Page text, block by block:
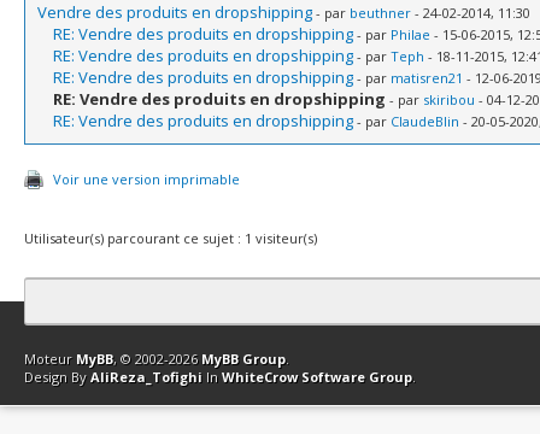
Vendre des produits en dropshipping - par beuthner - 24-02-2014, 11:30
RE: Vendre des produits en dropshipping - par Philae - 15-06-2015,
RE: Vendre des produits en dropshipping - par Teph - 18-11-2015,
RE: Vendre des produits en dropshipping - par matisren21 - 12-06-
RE: Vendre des produits en dropshipping - par skiribou - 04-12-
RE: Vendre des produits en dropshipping - par ClaudeBlin - 20-05-
Voir une version imprimable
Utilisateur(s) parcourant ce sujet : 1 visiteur(s)
Contact Club Affiliation Retourner en haut Version bas-débit
Moteur MyBB, © 2002-2026 MyBB Group.
Design By AliReza_Tofighi In WhiteCrow Software Group.